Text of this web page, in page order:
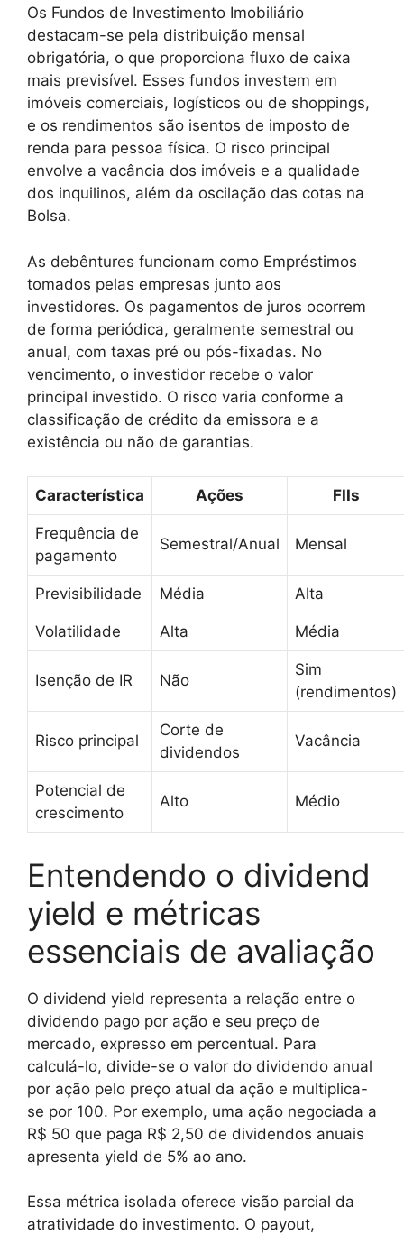
Os Fundos de Investimento Imobiliário
destacam-se pela distribuição mensal
obrigatória, o que proporciona fluxo de caixa
mais previsível. Esses fundos investem em
imóveis comerciais, logísticos ou de shoppings,
e os rendimentos são isentos de imposto de
renda para pessoa física. O risco principal
envolve a vacância dos imóveis e a qualidade
dos inquilinos, além da oscilação das cotas na
Bolsa.
As debêntures funcionam como Empréstimos
tomados pelas empresas junto aos
investidores. Os pagamentos de juros ocorrem
de forma periódica, geralmente semestral ou
anual, com taxas pré ou pós-fixadas. No
vencimento, o investidor recebe o valor
principal investido. O risco varia conforme a
classificação de crédito da emissora e a
existência ou não de garantias.
Característica Ações FIIs
Frequência de
pagamento
Semestral/Anual Mensal
Previsibilidade Média Alta
Volatilidade Alta Média
Isenção de IR Não
Sim
(rendimentos)
Risco principal
Corte de
dividendos
Vacância
Potencial de
crescimento
Alto Médio
Entendendo o dividend
yield e métricas
essenciais de avaliação
O dividend yield representa a relação entre o
dividendo pago por ação e seu preço de
mercado, expresso em percentual. Para
calculá-lo, divide-se o valor do dividendo anual
por ação pelo preço atual da ação e multiplica-
se por 100. Por exemplo, uma ação negociada a
R$ 50 que paga R$ 2,50 de dividendos anuais
apresenta yield de 5% ao ano.
Essa métrica isolada oferece visão parcial da
atratividade do investimento. O payout,